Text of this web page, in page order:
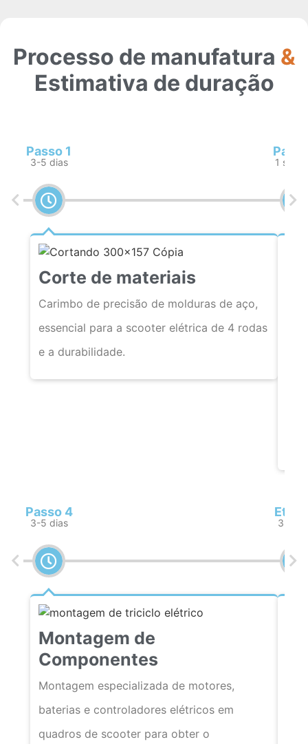
Processo de manufatura &
Estimativa de duração
Passo 1
3-5 dias
Corte de materiais
Carimbo de precisão de molduras de aço,
essencial para a scooter elétrica de 4 rodas
e a durabilidade.
1
Passo 4
3-5 dias
Montagem de
Componentes
Montagem especializada de motores,
baterias e controladores elétricos em
quadros de scooter para obter o
3-5